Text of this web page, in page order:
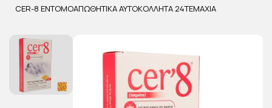
CER-8 ΕΝΤΟΜΟΑΠΩΘΗΤΙΚΆ ΑΥΤΟΚΌΛΛΗΤΑ 24ΤΕΜΆΧΙΑ